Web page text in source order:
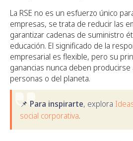
La RSE no es un esfuerzo único
empresas, se trata de reducir las
garantizar cadenas de suministro
educación. El significado de la
empresarial es flexible, pero su
ganancias nunca deben
personas o del planeta.
📌 Para inspirarte, explora
social corporativa.